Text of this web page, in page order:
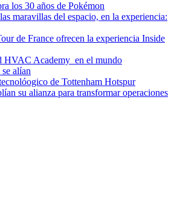
los 30 años de Pokémon
maravillas del espacio, en la experiencia:
de France ofrecen la experiencia Inside
HVAC Academy en el mundo
alían
de Tottenham Hotspur
su alianza para transformar operaciones